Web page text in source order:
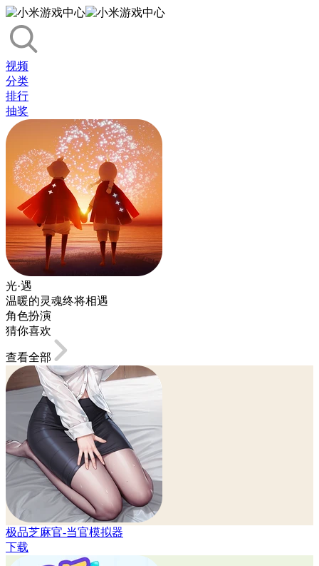
视频
分类
排行
抽奖
光·遇
温暖的灵魂终将相遇
角色扮演
猜你喜欢
查看全部
极品芝麻官-当官模拟器
下载